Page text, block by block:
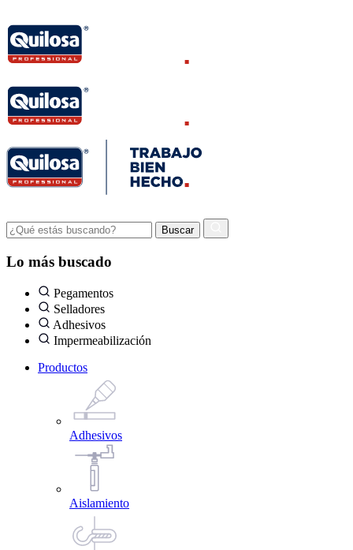
Lo más buscado
Pegamentos
Selladores
Adhesivos
Impermeabilización
Productos
Adhesivos
Aislamiento